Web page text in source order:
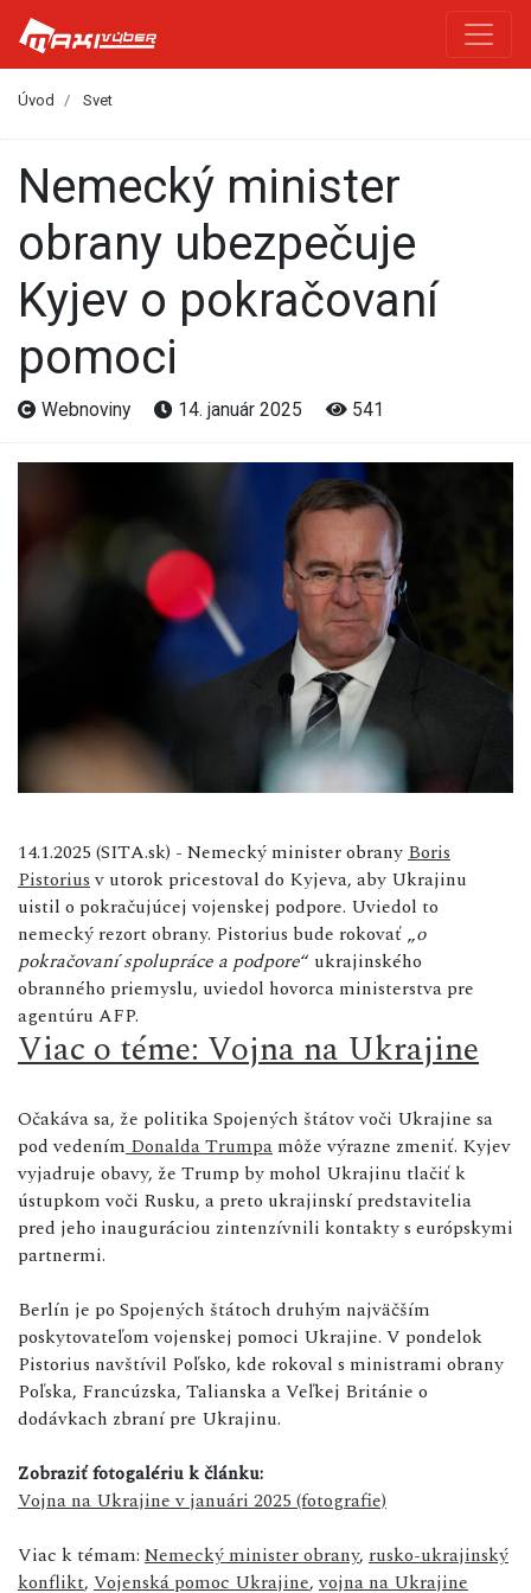
Úvod Svet
Nemecký minister
obrany ubezpečuje
Kyjev o pokračovaní
pomoci
Webnoviny 14. január 2025 541
14.1.2025 (SITA.sk) - Nemecký minister obrany Boris
Pistoriusv utorok pricestoval do Kyjeva, aby Ukrajinu
uistil o pokračujúcej vojenskej podpore. Uviedol to
nemecký rezort obrany. Pistorius bude rokovať „o
pokračovaní spolupráce a podpore“ ukrajinského
obranného priemyslu, uviedol hovorca ministerstva pre
agentúru AFP.
Viac o téme: Vojna na Ukrajine
Očakáva sa, že politika Spojených štátov voči Ukrajine sa
pod vedením Donalda Trumpa môže výrazne zmeniť. Kyjev
vyjadruje obavy, že Trump by mohol Ukrajinu tlačiť k
ústupkom voči Rusku, a preto ukrajinskí predstavitelia
pred jeho inauguráciou zintenzívnili kontakty s európskymi
partnermi.
Berlín je po Spojených štátoch druhým najväčším
poskytovateľom vojenskej pomoci Ukrajine. V pondelok
Pistorius navštívil Poľsko, kde rokoval s ministrami obrany
Poľska, Francúzska, Talianska a Veľkej Británie o
dodávkach zbraní pre Ukrajinu.
Zobraziť fotogalériu k článku:
Vojna na Ukrajine v januári 2025 (fotografie)
Viac k témam: Nemecký minister obrany, rusko-ukrajinský
konflikt, Vojenská pomoc Ukrajine,vojna na Ukrajine